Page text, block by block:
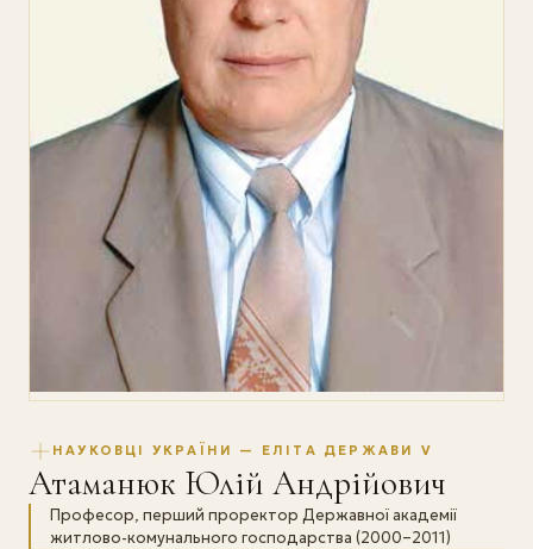
НАУКОВЦІ УКРАЇНИ — ЕЛІТА ДЕРЖАВИ V
Атаманюк Юлій Андрійович
Професор, перший проректор Державної академії
житлово-комунального господарства (2000–2011)